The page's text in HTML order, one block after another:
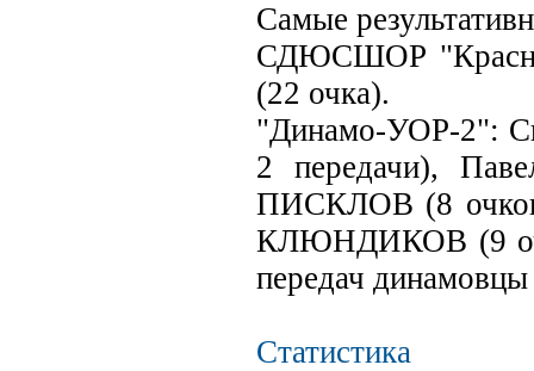
Самые
СДЮСШОР
(22 очка).
"Динамо-УОР-2":
2 передачи),
ПИСКЛОВ (8 очков,
КЛЮНДИКОВ (9
передач
Статистика